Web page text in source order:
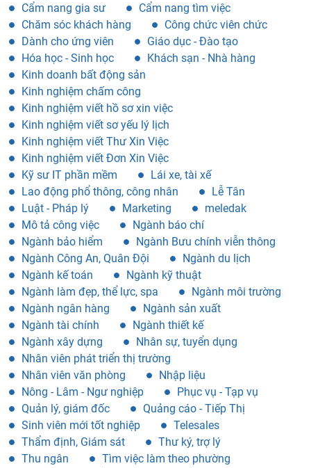
Cẩm nang gia sư
Cẩm nang tìm việc
Chăm sóc khách hàng
Công chức viên chức
Dành cho ứng viên
Giáo dục - Đào tạo
Hóa học - Sinh học
Khách sạn - Nhà hàng
Kinh doanh bất động sản
Kinh nghiệm chấm công
Kinh nghiệm viết hồ sơ xin việc
Kinh nghiệm viết sơ yếu lý lịch
Kinh nghiệm viết Thư Xin Việc
Kinh nghiệm viết Đơn Xin Việc
Kỹ sư IT phần mềm
Lái xe, tài xế
Lao động phổ thông, công nhân
Lễ Tân
Luật - Pháp lý
Marketing
meledak
Mô tả công việc
Ngành báo chí
Ngành bảo hiểm
Ngành Bưu chính viễn thông
Ngành Công An, Quân Đội
Ngành du lịch
Ngành kế toán
Ngành kỹ thuật
Ngành làm đẹp, thể lực, spa
Ngành môi trường
Ngành ngân hàng
Ngành sản xuất
Ngành tài chính
Ngành thiết kế
Ngành xây dựng
Nhân sự, tuyển dụng
Nhân viên phát triển thị trường
Nhân viên văn phòng
Nhập liệu
Nông - Lâm - Ngư nghiệp
Phục vụ - Tạp vụ
Quản lý, giám đốc
Quảng cáo - Tiếp Thị
Sinh viên mới tốt nghiệp
Telesales
Thẩm định, Giám sát
Thư ký, trợ lý
Thu ngân
Tìm việc làm theo phường